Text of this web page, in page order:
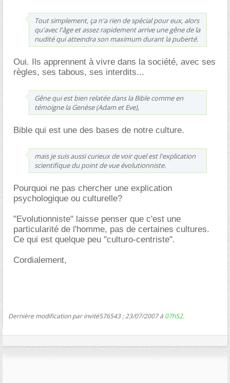
Tout simplement, ça n'a rien de spécial pour eux, alors
qu'avec l'âge et assez rapidement arrive une gêne de la
nudité qui atteindra son maximum durant la puberté.
Oui. Ils apprennent à vivre dans la société, avec ses
règles, ses tabous, ses interdits...
Gêne qui est bien relatée dans la Bible comme en
témoigne la Genèse (Adam et Eve),
Bible qui est une des bases de notre culture.
mais je suis aussi curieux de voir quel est l'explication
scientifique du point de vue évolutionniste.
Pourquoi ne pas chercher une explication
psychologique ou culturelle?
"Evolutionniste" laisse penser que c'est une
particularité de l'homme, pas de certaines cultures.
Ce qui est quelque peu "culturo-centriste".
Cordialement,
Dernière modification par invité576543 ; 23/07/2007 à 07h52.